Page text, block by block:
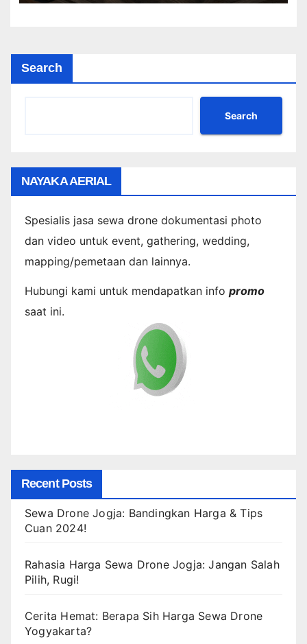
Search
Search
NAYAKA AERIAL
Spesialis jasa sewa drone dokumentasi photo
dan video untuk event, gathering, wedding,
mapping/pemetaan dan lainnya.
Hubungi kami untuk mendapatkan info promo
saat ini.
Recent Posts
Sewa Drone Jogja: Bandingkan Harga & Tips
Cuan 2024!
Rahasia Harga Sewa Drone Jogja: Jangan Salah
Pilih, Rugi!
Cerita Hemat: Berapa Sih Harga Sewa Drone
Yogyakarta?